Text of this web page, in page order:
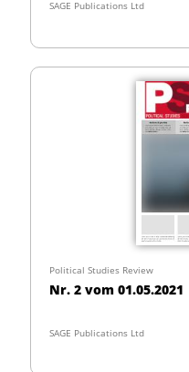
SAGE Publications Ltd
Political Studies Review
Nr. 2 vom 01.05.2021
SAGE Publications Ltd